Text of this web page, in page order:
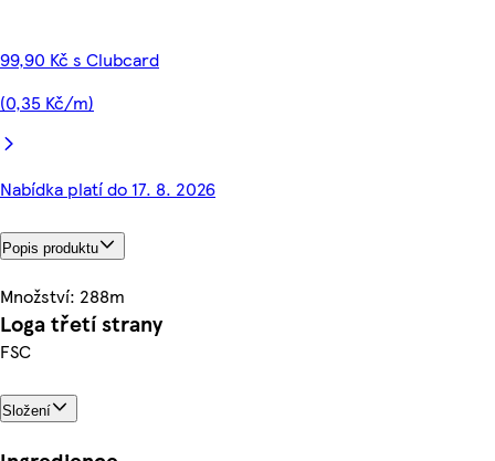
99,90 Kč s Clubcard
(0,35 Kč/m)
Nabídka platí do 17. 8. 2026
Popis produktu
Množství: 288m
Loga třetí strany
FSC
Složení